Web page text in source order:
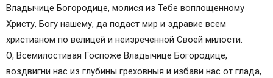
Владычице Богородице, молися из Тебе воплощенному
Христу, Богу нашему, да подаст мир и здравие всем
христианом по велицей и неизреченной Своей милости.
О, Всемилостивая Госпоже Владычице Богородице,
воздвигни нас из глубины греховныя и избави нас от глада,